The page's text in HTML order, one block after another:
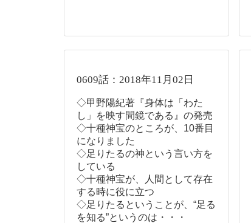
0609話：2018年11月02日
◇甲野陽紀著『身体は「わた
し」を映す間鏡である』の発売
◇十種神宝のところが、10番目
になりました
◇足りたるの神という言い方を
している
◇十種神宝が、人間として存在
する時に役に立つ
◇足りたるということが、“足る
を知る”というのは・・・